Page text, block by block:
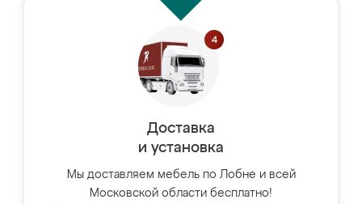
Доставка
и установка
Мы доставляем мебель по Лобне и всей
Московской области бесплатно!